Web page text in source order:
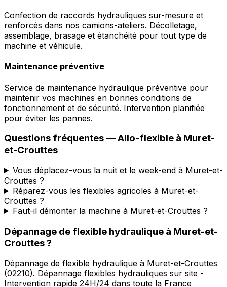
Confection de raccords hydrauliques sur-mesure et
renforcés dans nos camions-ateliers. Décolletage,
assemblage, brasage et étanchéité pour tout type de
machine et véhicule.
Maintenance préventive
Service de maintenance hydraulique préventive pour
maintenir vos machines en bonnes conditions de
fonctionnement et de sécurité. Intervention planifiée
pour éviter les pannes.
Questions fréquentes —Allo-flexible à Muret-
et-Crouttes
Vous déplacez-vous la nuit et le week-end à Muret-et-
Crouttes ?
Réparez-vous les flexibles agricoles à Muret-et-
Crouttes ?
Faut-il démonter la machine à Muret-et-Crouttes ?
Dépannage de flexible hydraulique à Muret-et-
Crouttes?
Dépannage de flexible hydraulique à Muret-et-Crouttes
(02210). Dépannage flexibles hydrauliques sur site -
Intervention rapide 24H/24 dans toute la France